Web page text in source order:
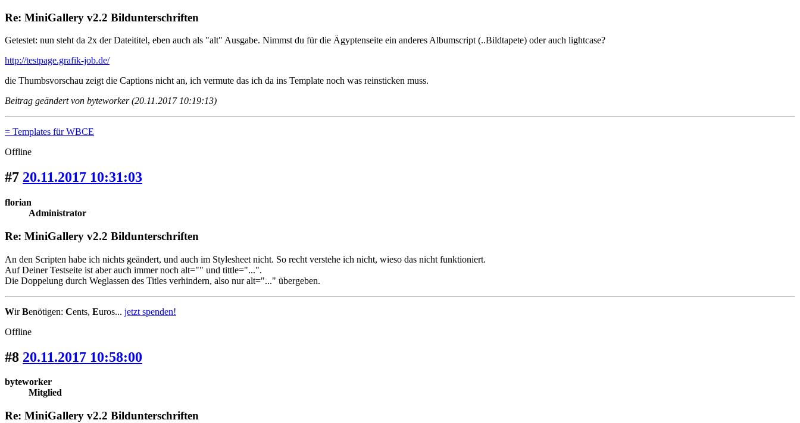
Re: MiniGallery v2.2 Bildunterschriften
Getestet: nun steht da 2x der Dateititel, eben auch als "alt" Ausgabe. Nimmst du für die Ägyptenseite ein anderes Albumscript (..Bildtapete) oder auch lightcase?
http://testpage.grafik-job.de/
die Thumbsvorschau zeigt die Captions nicht an, ich vermute das ich da ins Template noch was reinsticken muss.
Beitrag geändert von byteworker (20.11.2017 10:19:13)
= Templates für WBCE
Offline
#7 20.11.2017 10:31:03
florian
Administrator
Re: MiniGallery v2.2 Bildunterschriften
An den Scripten habe ich nichts geändert, und auch im Stylesheet nicht. So recht verstehe ich nicht, wieso das nicht funktioniert.
Auf Deiner Testseite ist aber auch immer noch alt="" und tittle="...".
Die Doppelung durch Weglassen des Titles verhindern, also nur alt="..." übergeben.
WirBenötigen: Cents, Euros... jetzt spenden!
Offline
#8 20.11.2017 10:58:00
byteworker
Mitglied
Re: MiniGallery v2.2 Bildunterschriften